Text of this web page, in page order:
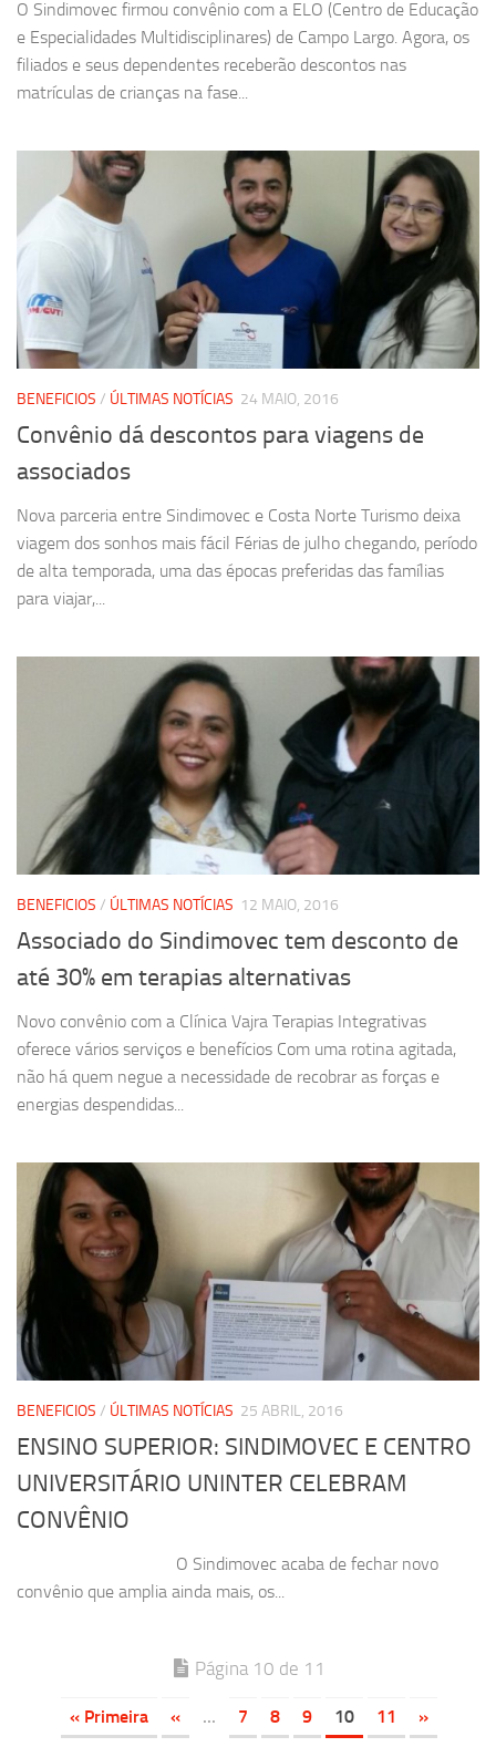
O Sindimovec firmou convênio com a ELO (Centro de Educação
e Especialidades Multidisciplinares) de Campo Largo. Agora, os
filiados e seus dependentes receberão descontos nas
matrículas de crianças na fase...
BENEFICIOS / ÚLTIMAS NOTÍCIAS 24 MAIO, 2016
Convênio dá descontos para viagens de
associados
Nova parceria entre Sindimovec e Costa Norte Turismo deixa
viagem dos sonhos mais fácil Férias de julho chegando, período
de alta temporada, uma das épocas preferidas das famílias
para viajar,...
BENEFICIOS / ÚLTIMAS NOTÍCIAS 12 MAIO, 2016
Associado do Sindimovec tem desconto de
até 30% em terapias alternativas
Novo convênio com a Clínica Vajra Terapias Integrativas
oferece vários serviços e benefícios Com uma rotina agitada,
não há quem negue a necessidade de recobrar as forças e
energias despendidas...
BENEFICIOS / ÚLTIMAS NOTÍCIAS 25 ABRIL, 2016
ENSINO SUPERIOR: SINDIMOVEC E CENTRO
UNIVERSITÁRIO UNINTER CELEBRAM
CONVÊNIO
O Sindimovec acaba de fechar novo
convênio que amplia ainda mais, os...
Página 10 de 11
« Primeira « ... 7 8 9 10 11 »